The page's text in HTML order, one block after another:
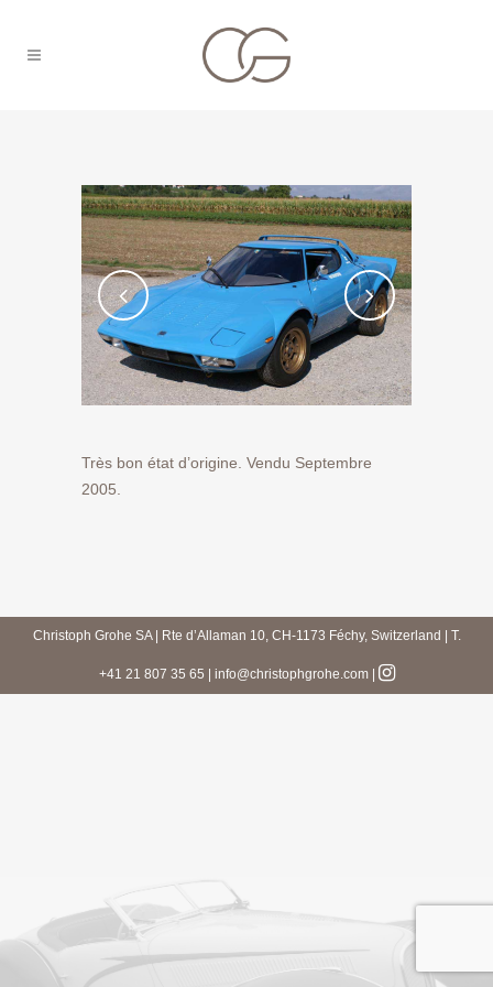
Très bon état d’origine. Vendu Septembre
2005.
Christoph Grohe SA | Rte d’Allaman 10, CH-1173 Féchy, Switzerland | T.
+41 21 807 35 65 | info@christophgrohe.com|